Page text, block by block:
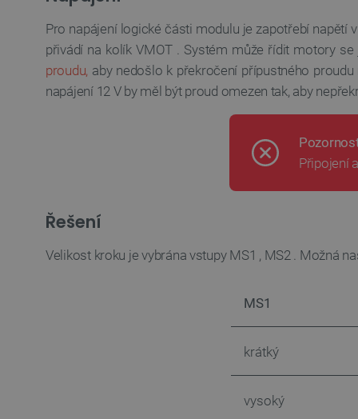
Pro napájení logické části modulu je zapotřebí napětí
přivádí na kolík VMOT . Systém může řídit motory se
proudu, aby nedošlo k překročení přípustného
napájení 12 V by měl být proud omezen tak, aby
Připojení
Řešení
Velikost kroku je vybrána vstupy MS1 , MS2. Možná
MS1
krátký
vysoký
_smvs
PrestaShop-
[abcdef0123456789]{32}
CookieScriptConsent
__cf_bm
__cf_bm
_lb_ccc